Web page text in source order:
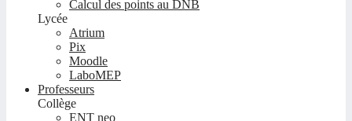
Calcul des points au DNB
Lycée
Atrium
Pix
Moodle
LaboMEP
Professeurs
Collège
ENT neo